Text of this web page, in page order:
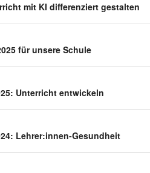
mit KI diffe­ren­ziert gestalten
für unsere Schule
Unter­richt entwickeln
Lehrer:innen-Gesundheit